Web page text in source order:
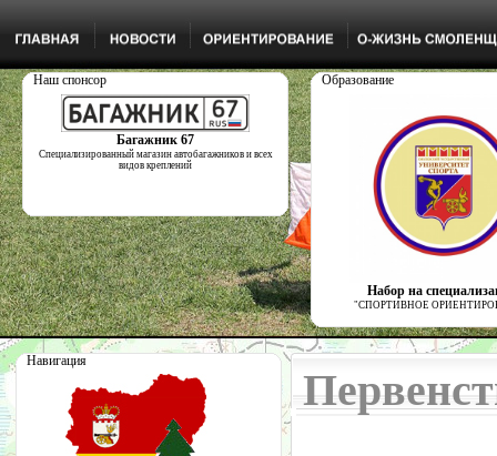
Наш спонсор
Багажник 67
Специализированный магазин автобагажников и всех
видов креплений
Образование
Набор на
"СПОРТИВНОЕ
Навигация